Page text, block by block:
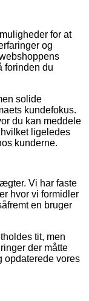
for at
og
forinden du
solide
kundefokus.
du kan meddele
ligeledes
kunderne.
Vi har faste
hvor vi formidler
en bruger
tit, men
der måtte
opdaterede vores